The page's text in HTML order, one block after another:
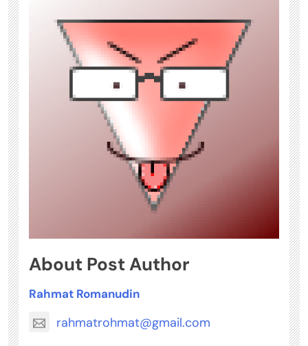
About Post Author
Rahmat Romanudin
rahmatrohmat@gmail.com